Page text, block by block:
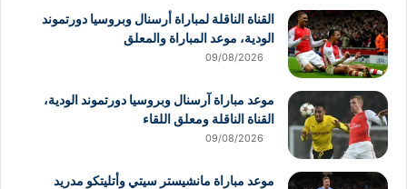
القناة الناقلة لمباراة أرسنال وبروسيا دورتموند
الودية، موعد المباراة والمعلق
09/08/2026
موعد مباراة آرسنال وبروسيا دورتموند الودية،
القناة الناقلة ومعلق اللقاء
09/08/2026
موعد مباراة مانشيستر سيتي وأتليتكو مدريد